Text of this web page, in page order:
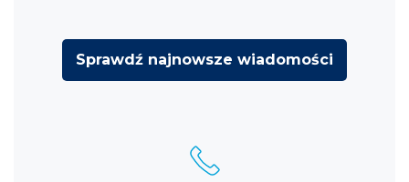
Sprawdź najnowsze wiadomości